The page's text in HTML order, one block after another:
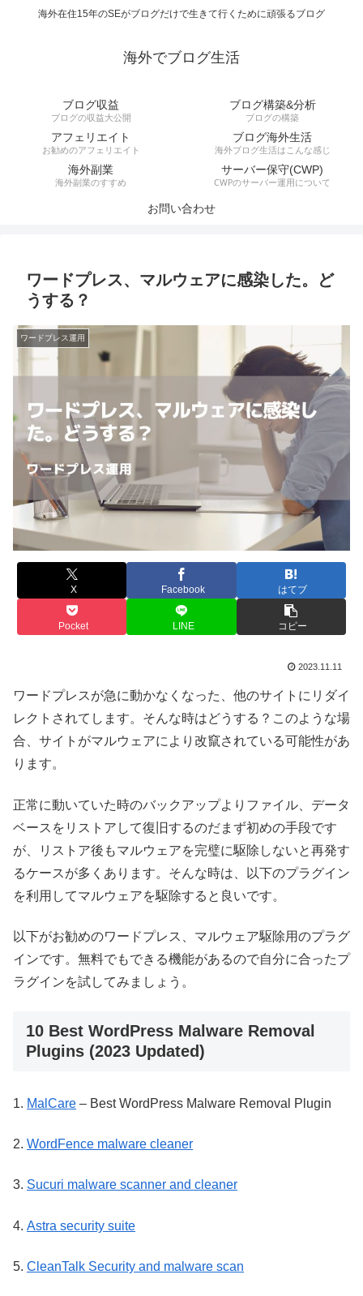
海外在住15年のSEがブログだけで生きて行くために頑張るブログ
海外でブログ生活
ブログ収益
ブログの収益大公開
ブログ構築&分析
ブログの構築
アフェリエイト
お勧めのアフェリエイト
ブログ海外生活
海外ブログ生活はこんな感じ
海外副業
海外副業のすすめ
サーバー保守(CWP)
CWPのサーバー運用について
お問い合わせ
ワードプレス、マルウェアに感染した。ど
うする？
ワードプレス運用
X Facebook はてブ
Pocket LINE コピー
2023.11.11
ワードプレスが急に動かなくなった、他のサイトにリダイ
レクトされてします。そんな時はどうする？このような場
合、サイトがマルウェアにより改竄されている可能性があ
ります。
正常に動いていた時のバックアップよりファイル、データ
ベースをリストアして復旧するのだまず初めの手段です
が、リストア後もマルウェアを完璧に駆除しないと再発す
るケースが多くあります。そんな時は、以下のプラグイン
を利用してマルウェアを駆除すると良いです。
以下がお勧めのワードプレス、マルウェア駆除用のプラグ
インです。無料でもできる機能があるので自分に合ったプ
ラグインを試してみましょう。
10 Best WordPress Malware Removal
Plugins (2023 Updated)
1. MalCare – Best WordPress Malware Removal Plugin
2. WordFence malware cleaner
3. Sucuri malware scanner and cleaner
4. Astra security suite
5. CleanTalk Security and malware scan